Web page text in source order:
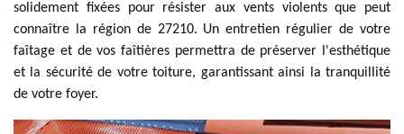
solidement fixées pour résister aux vents violents que peut
connaître la région de 27210. Un entretien régulier de votre
faîtage et de vos faîtières permettra de préserver l'esthétique
et la sécurité de votre toiture, garantissant ainsi la tranquillité
de votre foyer.